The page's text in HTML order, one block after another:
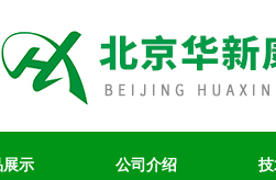
展示 公司介绍